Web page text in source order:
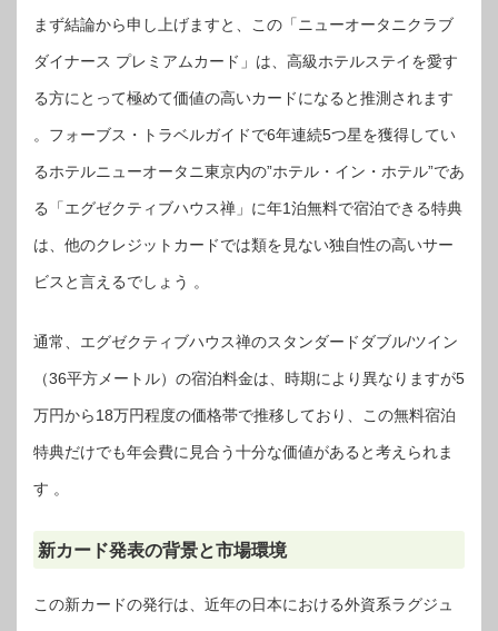
まず結論から申し上げますと、この「ニューオータニクラブ
ダイナース プレミアムカード」は、高級ホテルステイを愛す
る方にとって極めて価値の高いカードになると推測されます
。フォーブス・トラベルガイドで6年連続5つ星を獲得してい
るホテルニューオータニ東京内の”ホテル・イン・ホテル”であ
る「エグゼクティブハウス禅」に年1泊無料で宿泊できる特典
は、他のクレジットカードでは類を見ない独自性の高いサー
ビスと言えるでしょう 。
通常、エグゼクティブハウス禅のスタンダードダブル/ツイン
（36平方メートル）の宿泊料金は、時期により異なりますが5
万円から18万円程度の価格帯で推移しており、この無料宿泊
特典だけでも年会費に見合う十分な価値があると考えられま
す 。
新カード発表の背景と市場環境
この新カードの発行は、近年の日本における外資系ラグジュ